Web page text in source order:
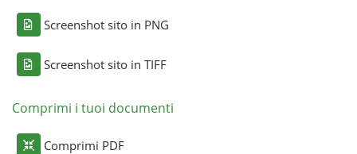
Screenshot sito in PNG
Screenshot sito in TIFF
Comprimi i tuoi documenti
Comprimi PDF